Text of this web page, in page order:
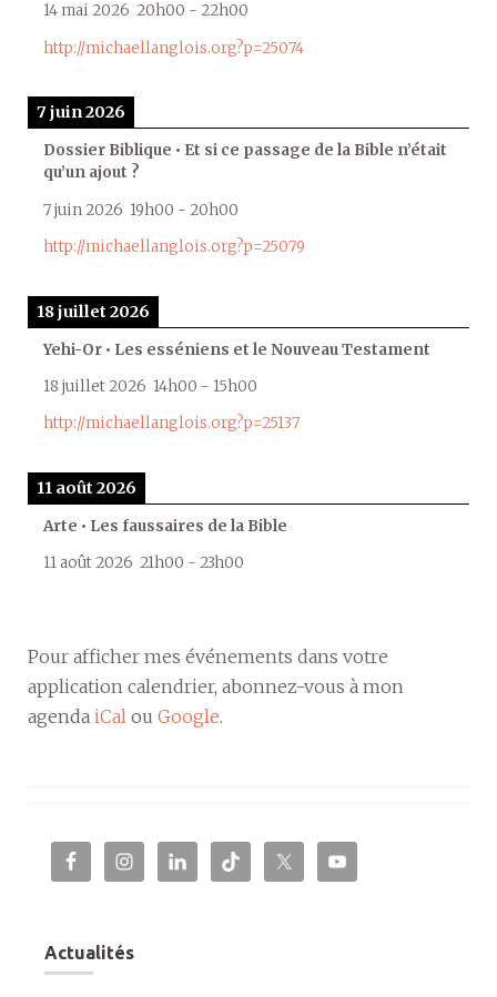
14 mai 2026 20h00 - 22h00
http://michaellanglois.org?p=25074
7 juin 2026
Dossier Biblique • Et si ce passage de la Bible n’était
qu’un ajout ?
7 juin 2026 19h00 - 20h00
http://michaellanglois.org?p=25079
18 juillet 2026
Yehi-Or • Les esséniens et le Nouveau Testament
18 juillet 2026 14h00 - 15h00
http://michaellanglois.org?p=25137
11 août 2026
Arte • Les faussaires de la Bible
11 août 2026 21h00 - 23h00
Pour afficher mes événements dans votre
application calendrier, abonnez-vous à mon
agenda iCal ou Google.
Actualités